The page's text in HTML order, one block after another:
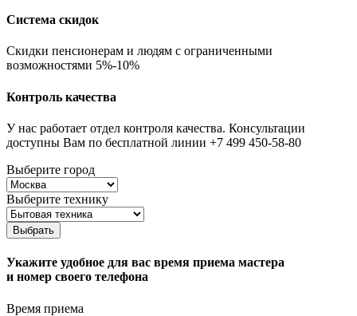
Система скидок
Скидки пенсионерам и людям с ограниченными
возможностями 5%-10%
Контроль качества
У нас работает отдел контроля качества. Консультации
доступны Вам по бесплатной линии +7 499 450-58-80
Выберите город
Выберите технику
Выбрать
Укажите удобное для вас время приема мастера
и номер своего телефона
Время приема